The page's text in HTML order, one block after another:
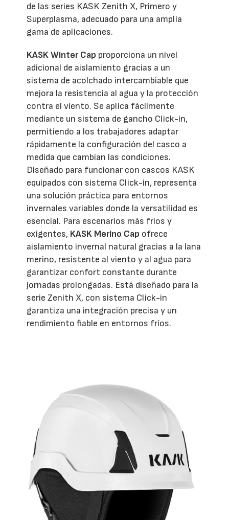
de las series KASK Zenith X, Primero y
Superplasma, adecuado para una amplia
gama de aplicaciones.
KASK Winter Cap proporciona un nivel
adicional de aislamiento gracias a un
sistema de acolchado intercambiable que
mejora la resistencia al agua y la protección
contra el viento. Se aplica fácilmente
mediante un sistema de gancho Click-in,
permitiendo a los trabajadores adaptar
rápidamente la configuración del casco a
medida que cambian las condiciones.
Diseñado para funcionar con cascos KASK
equipados con sistema Click-in, representa
una solución práctica para entornos
invernales variables donde la versatilidad es
esencial. Para escenarios más fríos y
exigentes, KASK Merino Cap ofrece
aislamiento invernal natural gracias a la lana
merino, resistente al viento y al agua para
garantizar confort constante durante
jornadas prolongadas. Está diseñado para la
serie Zenith X, con sistema Click-in
garantiza una integración precisa y un
rendimiento fiable en entornos fríos.